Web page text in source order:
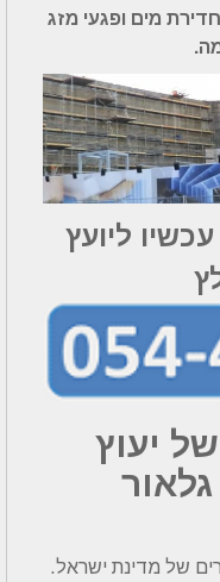
מים ופגעי מזג
ליועץ
יעוץ
של מדינת ישראל.